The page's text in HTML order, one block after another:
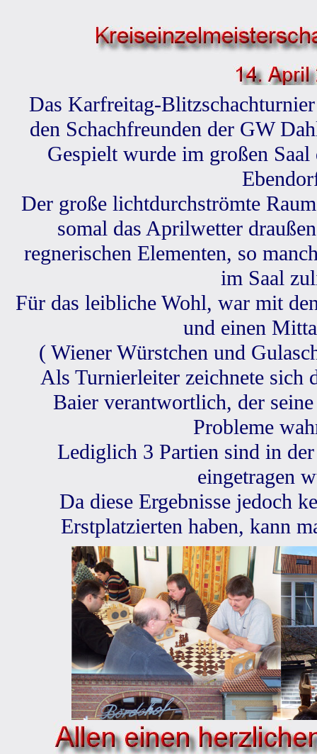
Das Karfreitag-
den Schachfreunden der GW
Gespielt wurde im großen
Der große lichtdurchströmte
somal das Aprilwetter
regnerischen Elementen, so
im Saal
Für das leibliche Wohl, war mit
und einen
( Wiener Würstchen und
Als Turnierleiter zeichnete sich
Baier verantwortlich, der
Probleme
Lediglich 3 Partien sind in
eingetragen
Da diese Ergebnisse jedoch
Erstplatzierten haben, kann